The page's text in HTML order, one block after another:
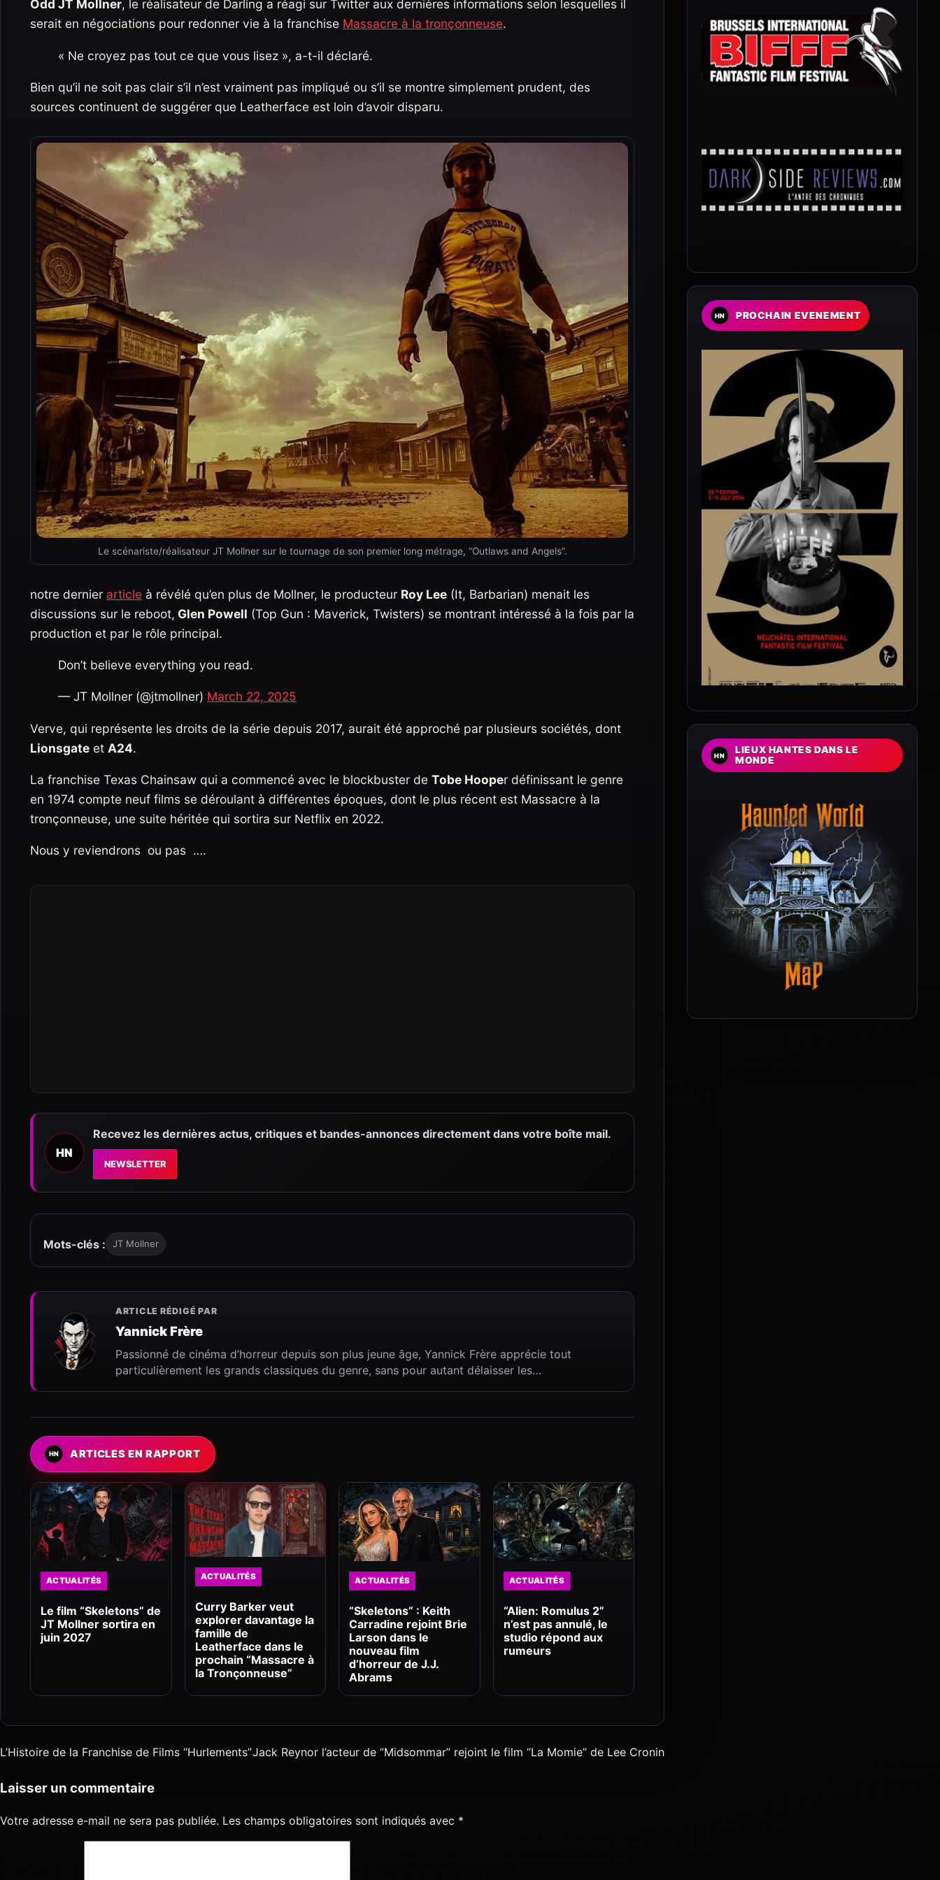
Odd JT Mollner, le réalisateur de Darling a réagi sur Twitter aux dernières informations selon lesquelles il
serait en négociations pour redonner vie à la franchise Massacre à la tronçonneuse.
« Ne croyez pas tout ce que vous lisez », a-t-il déclaré.
Bien qu’il ne soit pas clair s’il n’est vraiment pas impliqué ou s’il se montre simplement prudent, des
sources continuent de suggérer que Leatherface est loin d’avoir disparu.
Le scénariste/réalisateur JT Mollner sur le tournage de son premier long métrage, “Outlaws and Angels”.
notre dernier article à révélé qu’en plus de Mollner, le producteur Roy Lee (It, Barbarian) menait les
discussions sur le reboot, Glen Powell (Top Gun : Maverick, Twisters) se montrant intéressé à la fois par la
production et par le rôle principal.
Don’t believe everything you read.
— JT Mollner (@jtmollner) March 22, 2025
Verve, qui représente les droits de la série depuis 2017, aurait été approché par plusieurs sociétés, dont
Lionsgate et A24.
La franchise Texas Chainsaw qui a commencé avec le blockbuster de Tobe Hooper définissant le genre
en 1974 compte neuf films se déroulant à différentes époques, dont le plus récent est Massacre à la
tronçonneuse, une suite héritée qui sortira sur Netflix en 2022.
Nous y reviendrons ou pas ….
HN
Recevez les dernières actus, critiques et bandes-annonces directement dans votre boîte mail.
NEWSLETTER
Mots-clés : JT Mollner
ARTICLE RÉDIGÉ PAR
Yannick Frère
Passionné de cinéma d’horreur depuis son plus jeune âge, Yannick Frère apprécie tout
particulièrement les grands classiques du genre, sans pour autant délaisser les…
ARTICLES EN RAPPORT
ACTUALITÉS
Le film “Skeletons” de
JT Mollner sortira en
juin 2027
ACTUALITÉS
Curry Barker veut
explorer davantage la
famille de
Leatherface dans le
prochain “Massacre à
la Tronçonneuse”
ACTUALITÉS
“Skeletons” : Keith
Carradine rejoint Brie
Larson dans le
nouveau film
d’horreur de J.J.
Abrams
ACTUALITÉS
“Alien: Romulus 2”
n’est pas annulé, le
studio répond aux
rumeurs
L’Histoire de la Franchise de Films “Hurlements”Jack Reynor l’acteur de “Midsommar” rejoint le film “La Momie” de Lee Cronin
Laisser un commentaire
Votre adresse e-mail ne sera pas publiée. Les champs obligatoires sont indiqués avec *
PROCHAIN EVENEMENT
LIEUX HANTES DANS LE
MONDE